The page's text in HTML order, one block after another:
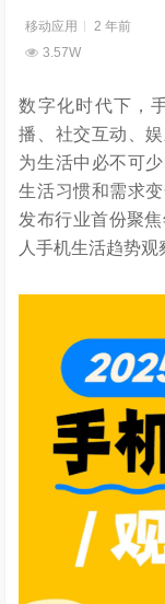
移动应用
2 年前
3.57W
数字化时代下，
播、社交互动、
为生活中必不可
生活习惯和需求
发布行业首份聚
人手机生活趋势观